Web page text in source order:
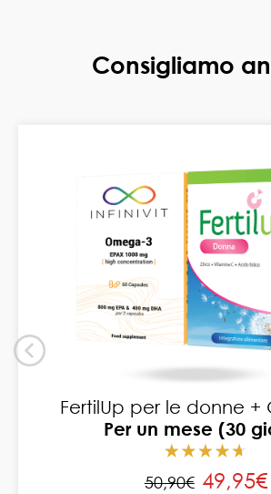
Consigliamo
FertilUp per le donne +
Per un mese (30
50,90€ 49,95€